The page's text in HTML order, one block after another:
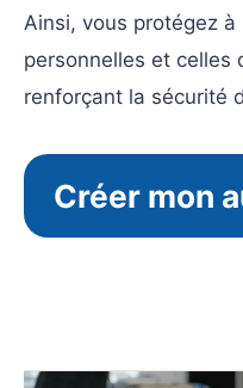
Ainsi, vous protégez
personnelles et celles
renforçant la sécurité
Créer mon